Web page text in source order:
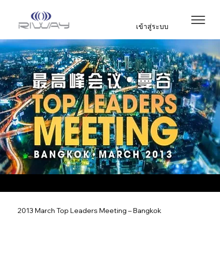
เข้าสู่ระบบ
2013 March Top Leaders Meeting – Bangkok